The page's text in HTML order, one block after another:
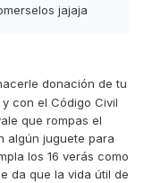
jajaja
donación de tu
con el Código Civil
que rompas el
algún juguete para
los 16 verás como
da que la vida útil de